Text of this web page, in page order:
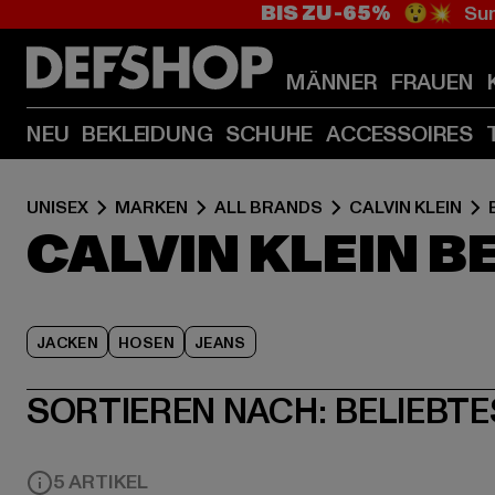
BIS ZU -65% 😲💥
MÄNNER FRAUEN
NEU BEKLEIDUNG SCHUHE ACCESSOIRES
UNISEX MARKEN ALL BRANDS CALVIN KLEIN
CALVIN KLEIN
JACKEN HOSEN JEANS
SORTIEREN NACH:
5 ARTIKEL